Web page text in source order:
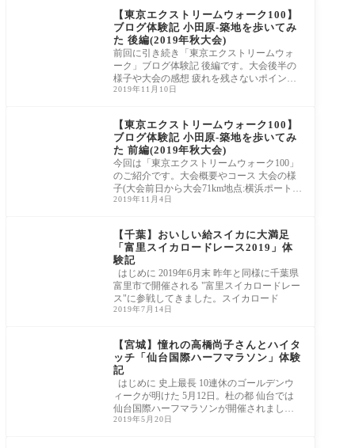
に良かったです。
【東京エクストリームウォーク100】
ブログ体験記 小田原-築地を歩いてみ
た 後編(2019年秋大会)
前回に引き続き「東京エクストリームウォ
ーク」ブログ体験記 後編です。大会後半の
様子や大会の感想 疲れを残さないポイント
などもご紹介します。
2019年11月10日
【東京エクストリームウォーク100】
ブログ体験記 小田原-築地を歩いてみ
た 前編(2019年秋大会)
今回は「東京エクストリームウォーク100」
のご紹介です。大会概要やコース 大会の様
子(大会前日から大会71km地点:横浜ポートサ
イド公園まで)をお届けします。
2019年11月4日
【千葉】おいしい給スイカに大満足
「富里スイカロードレース2019」体
験記
はじめに 2019年6月末 昨年と同様に千葉県
富里市で開催される "富里スイカロードレー
ス"に参戦してきました。スイカロード
2019年7月14日
【宮城】憧れの高橋尚子さんとハイタ
ッチ「仙台国際ハーフマラソン」体験
記
はじめに 史上最長 10連休のゴールデンウ
ィークが明けた 5月12日。杜の都 仙台では
仙台国際ハーフマラソンが開催されまし
た。 去
2019年5月20日